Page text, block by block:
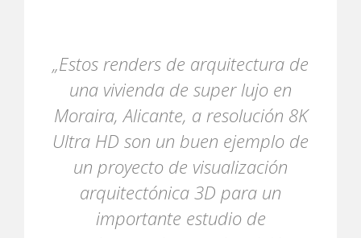
„Estos renders de arquitectura de
una vivienda de super lujo en
Moraira, Alicante, a resolución 8K
Ultra HD son un buen ejemplo de
un proyecto de visualización
arquitectónica 3D para un
importante estudio de